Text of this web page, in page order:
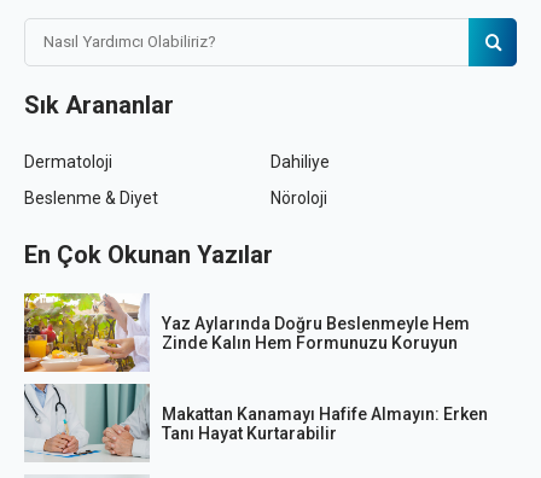
Sık Arananlar
Dermatoloji
Dahiliye
Beslenme & Diyet
Nöroloji
En Çok Okunan Yazılar
Yaz Aylarında Doğru Beslenmeyle Hem
Zinde Kalın Hem Formunuzu Koruyun
Makattan Kanamayı Hafife Almayın: Erken
Tanı Hayat Kurtarabilir